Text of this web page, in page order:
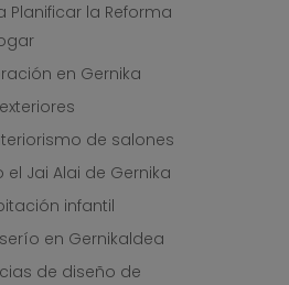
Planificar la Reforma
en Gernika
de salones
Jai Alai de Gernika
infantil
en Gernikaldea
de diseño de